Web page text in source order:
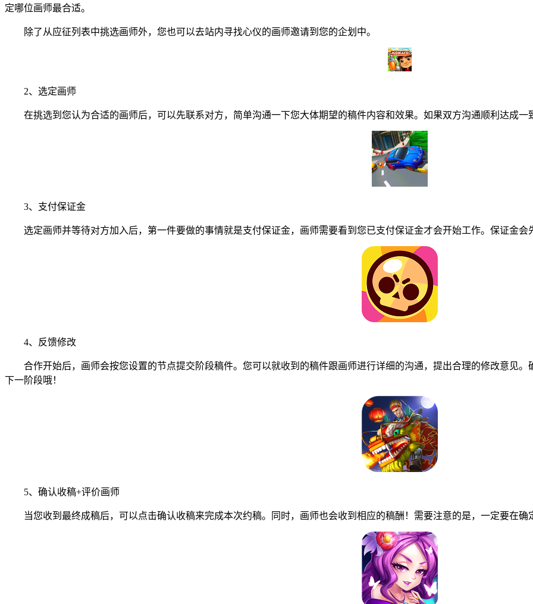
定哪位画师最合适。
除了从应征列表中挑选画师外，您也可以去站内寻找心仪的画师邀请到您的企划中。
2、选定画师
在挑选到您认为合适的画师后，可以先联系对方，简单沟通一下您大体期望的稿件内容和效果。如果双方沟通顺利达成一
3、支付保证金
选定画师并等待对方加入后，第一件要做的事情就是支付保证金，画师需要看到您已支付保证金才会开始工作。保证金会
4、反馈修改
合作开始后，画师会按您设置的节点提交阶段稿件。您可以就收到的稿件跟画师进行详细的沟通，提出合理的修改意见。
下一阶段哦！
5、确认收稿+评价画师
当您收到最终成稿后，可以点击确认收稿来完成本次约稿。同时，画师也会收到相应的稿酬！需要注意的是，一定要在确